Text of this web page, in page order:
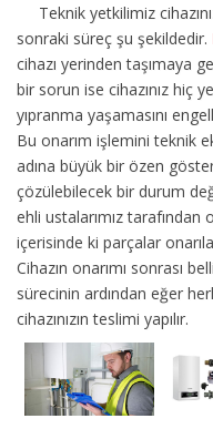
Teknik yetkilimiz
sonraki süreç şu şekildedir.
cihazı yerinden taşımaya
bir sorun ise cihazınız hiç
yıpranma yaşamasını
Bu onarım işlemini teknik
adına büyük bir özen
çözülebilecek bir durum
ehli ustalarımız tarafından
içerisinde ki parçalar
Cihazın onarımı sonrası
sürecinin ardından eğer
cihazınızın teslimi yapılır.